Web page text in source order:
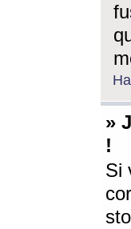
»
!
Si